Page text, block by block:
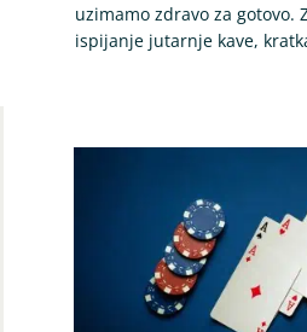
uzimamo zdravo za gotovo.
ispijanje jutarnje kave,